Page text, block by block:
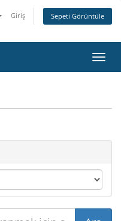
Giriş Sepeti Görüntüle